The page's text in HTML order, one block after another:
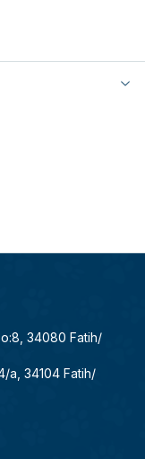
34080 Fatih/
a, 34104 Fatih/